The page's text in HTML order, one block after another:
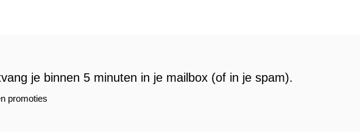
je binnen 5 minuten in je mailbox (of in je spam).
promoties